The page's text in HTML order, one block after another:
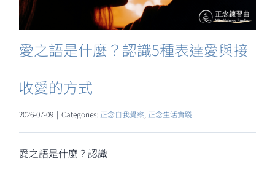
愛之語是什麼？認識5種表達愛與接
收愛的方式
2026-07-09 | Categories: 正念自我覺察, 正念生活實踐
愛之語是什麼？認識